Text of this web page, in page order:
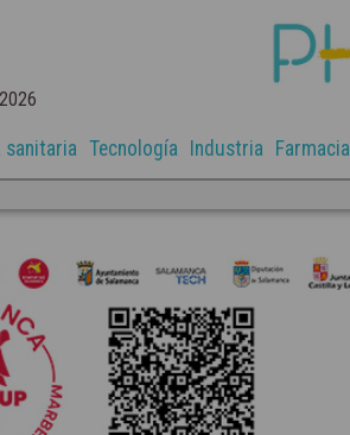
sanitaria Tecnología Industria Farmacia